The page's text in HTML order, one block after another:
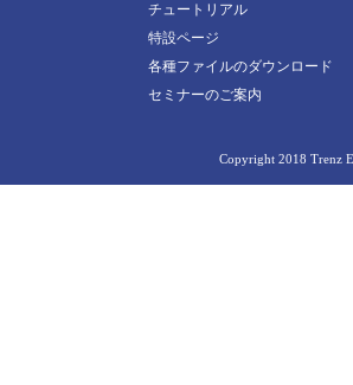
チュートリアル
特設ページ
各種ファイルのダウンロード
セミナーのご案内
Copyright 2018 Trenz